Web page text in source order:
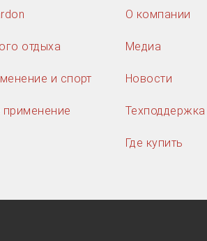
отдыха
и спорт
О компании
Медиа
Новости
Техподдержка
Где купить